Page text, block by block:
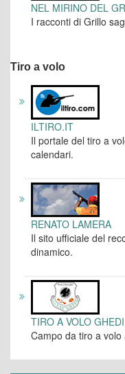
NEL MIRINO DEL
I racconti di Grillo
Tiro a volo
ILTIRO.IT
Il portale del tiro a
calendari.
RENATO LAMERA
Il sito ufficiale del
dinamico.
TIRO A VOLO GHEDI
Campo da tiro a